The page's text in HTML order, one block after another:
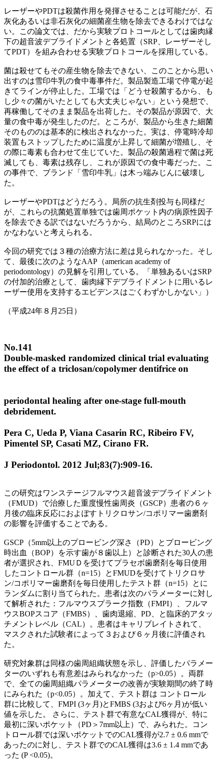
レーザーやPDTは殺菌作用を発揮させることは可能だが、石
灰化あるいは非石灰化の細菌産生物を除去できるわけではな
い。この論文では、だから実験プロトコールとしては歯肉縁
下の超音波デブライドメントと各処置（SRP、レーザーそし
てPDT）を組み合わせる実験プロトコールを採用している。
菌は殺せてもその産生物を除去できない、このことから思い
出すのは雪印牛乳の食中毒事件だ。製品製造工場で停電が起
きてラインが停止した。工場では「どうせ殺菌するから、も
し少々の菌がいたとしても大丈夫じゃない」という発想で、
再稼働してそのまま製品を出荷した。その製品が原因で、大
量の食中毒が発生したのだ。ところが、製品から生きた細菌
そのもののは基本的に検出されなかった。実は、停電時冷却
装置もストップしたために温度が上昇して細菌が増殖し、そ
の際に毒素も合わせて生じていた。製品の殺菌過程で菌は死
滅しても、毒素は残存し、これが原因での食中毒だった。こ
の事件で、ブランド「雪印牛乳」は木っ端みじんに破壊し
た。
レーザーやPDTはどうだろう。局所の抗生剤投与も同様だ
が、これらの抗菌処置単独では歯周ポケット内の病原性因子
を除去できる訳ではないだろうから、結局のところSRPには
かなわないと考えられる。
今回の研究では３種の治療方法に差は見られなかった。そし
て、最後に次のようなAAP（american academy of
periodontology）の見解を引用している。「単独あるいはSRP
の付加的治療として、歯肉縁下デブライドメントに用いるレ
ーザー使用を支持するエビデンスはごくわずかしかない」）
（平成24年８月25日）
No.141
Double-masked randomized clinical trial evaluating
the effect of a triclosan/copolymer dentifrice on
periodontal healing after one-stage full-mouth
debridement.
Pera C, Ueda P, Viana Casarin RC, Ribeiro FV,
Pimentel SP, Casati MZ, Cirano FR.
J Periodontol. 2012 Jul;83(7):909-16.
この研究はワンステージフルマウス超音波デブライドメント
（FMUD）で治療した重度慢性歯周炎（GSCP）患者の６ヶ
月後の臨床反応におよぼすトリクロサン/コポリマー歯磨剤
の影響を評価することである。
GSCP（5mm以上のプロービング深さ（PD）とプロービング
時出血（BOP）を示す歯が８歯以上）と診断された30人の患
者が選択され、FMUＤを受けてプラセボ歯磨剤を毎日使用
したコントロール群（n=15）とFMUDを受けてトリクロサ
ン/コポリマー歯磨剤を毎日使用したテスト群（n=15）とに
ランダムに割り当てられた。患者は次のパラメーターに対し
て解析された：フルマウスプラーク指数（FMPI）、フルマ
ウスBOPスコア（FMBS）、歯肉退縮、PD、と臨床的アタッ
チメントレベル（CAL）。患者はキャリブレイトされて、
マスクされた試験者によって３および６ヶ月後に評価され
た。
研究対象群は同様の歯周組織状態を示し、評価したパラメー
ターのいずれも有意差はみられなかった（p>0.05）。両群
で、全ての歯周組織パラメーターの改善が実験期間の終了時
にみられた（p<0.05）。加えて、テスト群は コントロール
群に比較して、FMPI (3ヶ月)とFMBS (3および6ヶ月)が低い
値を示した。 さらに、テスト群で有意なCAL獲得が、特に
最初に深いポケット（PD＞7mm以上）で、みられた。コン
トロール群では深いポケットでのCAL獲得が2.7 ± 0.6 mmで
あったのに対し、テスト群でのCAL獲得は3.6 ± 1.4 mmであ
った (P <0.05)。